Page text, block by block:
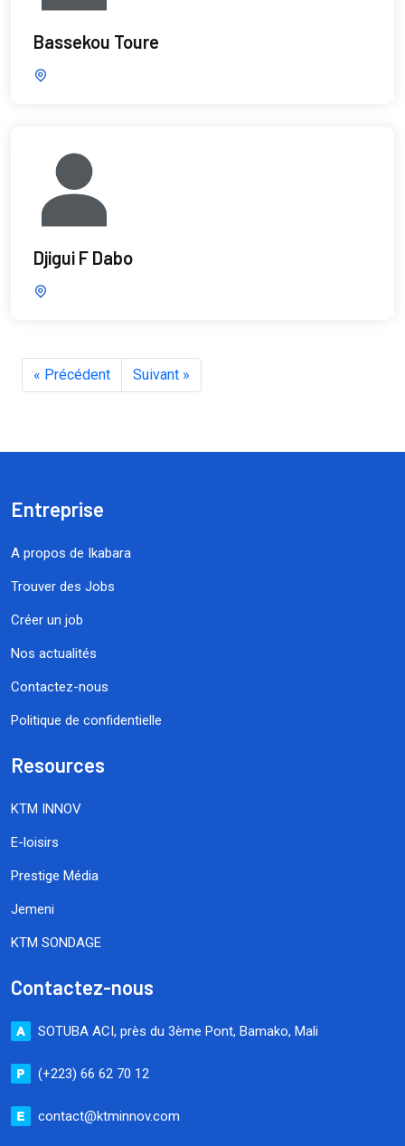
Bassekou Toure
Djigui F Dabo
« Précédent Suivant »
Entreprise
A propos de Ikabara
Trouver des Jobs
Créer un job
Nos actualités
Contactez-nous
Politique de confidentielle
Resources
KTM INNOV
E-loisirs
Prestige Média
Jemeni
KTM SONDAGE
Contactez-nous
SOTUBA ACI, près du 3ème Pont, Bamako, Mali
(+223) 66 62 70 12
contact@ktminnov.com